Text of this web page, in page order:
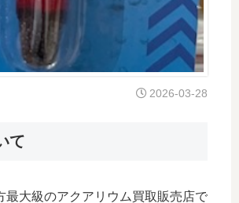
2026-03-28
て
最大級のアクアリウム買取販売店で